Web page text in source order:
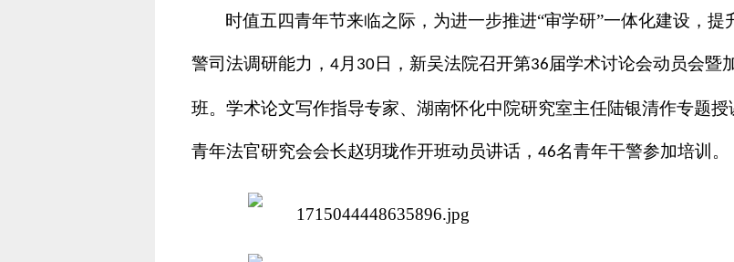
时值五四青年节来临之际，为进一步推进“审学研”一体化建设，
警司法调研能力， 4 月 30 日，新吴法院召开第36届学术讨论会动员会暨
班。学术论文写作指导专家、湖南怀化中院研究室主任陆银清作专题授
青年法官研究会会长赵玥珑作开班动员讲话， 46名青年干警参加培训。